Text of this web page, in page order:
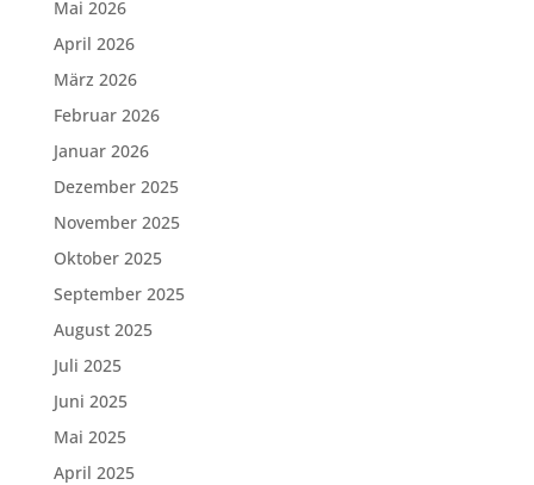
Mai 2026
April 2026
März 2026
Februar 2026
Januar 2026
Dezember 2025
November 2025
Oktober 2025
September 2025
August 2025
Juli 2025
Juni 2025
Mai 2025
April 2025